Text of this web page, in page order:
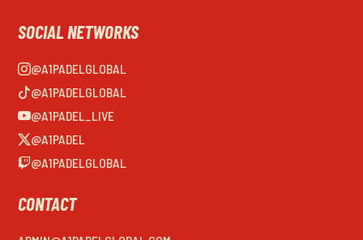
SOCIAL NETWORKS
@A1PADELGLOBAL
@A1PADELGLOBAL
@A1PADEL_LIVE
@A1PADEL
@A1PADELGLOBAL
CONTACT